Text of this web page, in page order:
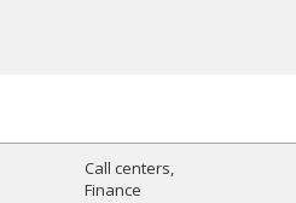
Call centers
Finance